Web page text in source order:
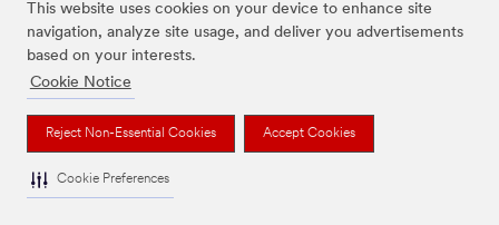
This website uses cookies on your device to enhance site
navigation, analyze site usage, and deliver you advertisements
based on your interests.
Cookie Notice
Reject Non-Essential Cookies Accept Cookies
Cookie Preferences